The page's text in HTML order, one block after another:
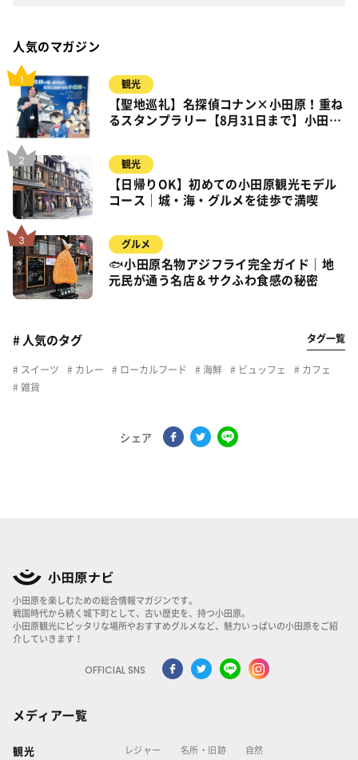
人気のマガジン
観光
【聖地巡礼】名探偵コナン×小田原！重ね
るスタンプラリー【8月31日まで】小田
観光
【日帰りOK】初めての小田原観光モデル
コース｜城・海・グルメを徒歩で満喫
グルメ
🐟小田原名物アジフライ完全ガイド｜地
元民が通う名店＆サクふわ食感の秘密
# 人気のタグ タグ一覧
スイーツ カレー ローカルフード 海鮮 ビュッフェ
カフェ
雑貨
シェア
小田原を楽しむための総合情報マガジンです。
戦国時代から続く城下町として、古い歴史を、持つ小田原。
小田原観光にピッタリな場所やおすすめグルメなど、魅力いっぱいの小田原をご紹
介していきます！
OFFICIAL SNS
メディア一覧
観光 レジャー 名所・旧跡 自然